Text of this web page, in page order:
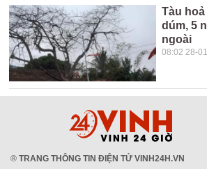
Tàu
dúm, 5
ngoài
08:02 28-
® TRANG THÔNG TIN ĐIỆN TỬ VINH24H.VN